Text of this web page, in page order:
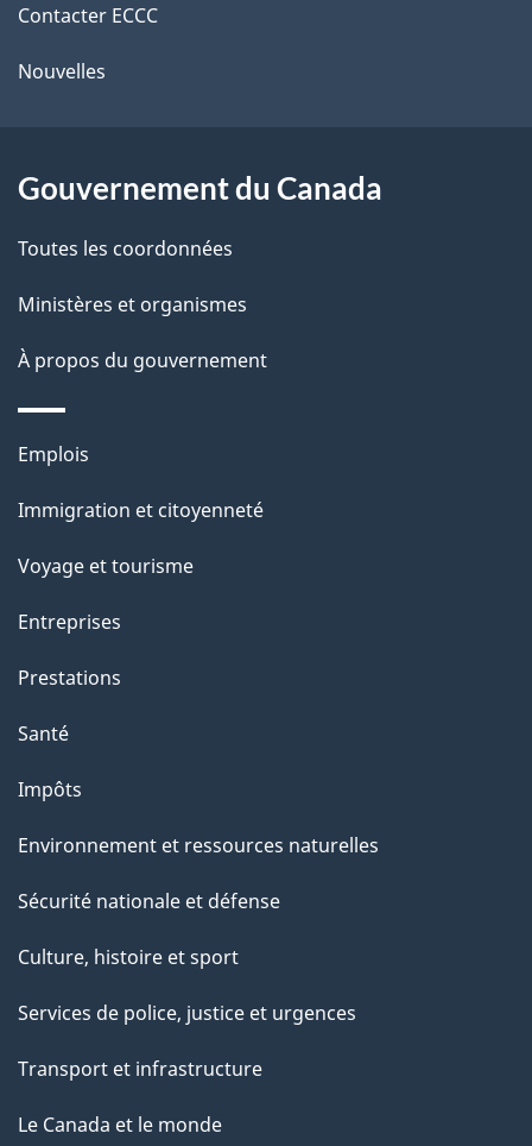
s
d
l
a
p
a
g
e
ce
site
Contacter ECCC
Nouvelles
Gouvernement du Canada
Toutes les coordonnées
Ministères et organismes
À propos du gouvernement
Thèmes
sujets
Emplois
Immigration et citoyenneté
Voyage et tourisme
Entreprises
Prestations
Santé
Impôts
Environnement et ressources naturelles
Sécurité nationale et défense
Culture, histoire et sport
Services de police, justice et urgences
Transport et infrastructure
Le Canada et le monde